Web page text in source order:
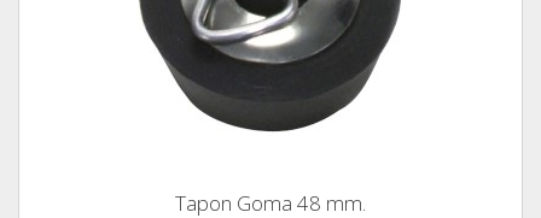
Tapon Goma 48 mm.